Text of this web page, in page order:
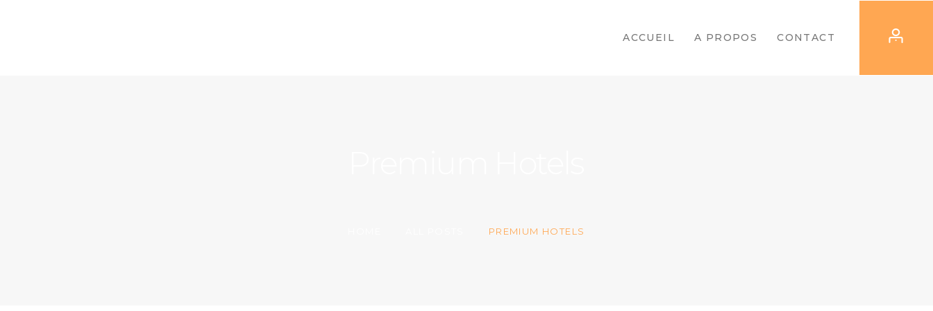
ACCUEIL A PROPOS CONTACT
PREMIUM HOTELS